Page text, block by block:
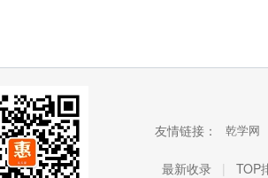
友情链接： 乾学网
最新收录 | TOP